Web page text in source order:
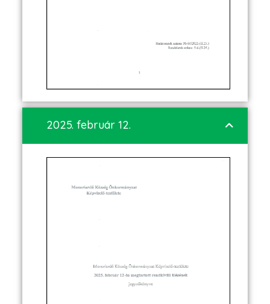
2025. február 12.